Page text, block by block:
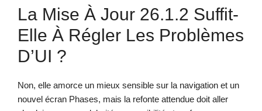
La Mise À Jour 26.1.2 Suffit-
Elle À Régler Les Problèmes
D’UI ?
Non, elle amorce un mieux sensible sur la navigation et un
nouvel écran Phases, mais la refonte attendue doit aller